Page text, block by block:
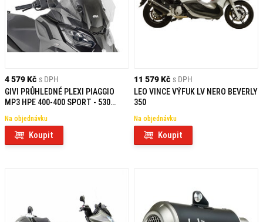
4 579 Kč s DPH
GIVI PRŮHLEDNÉ PLEXI PIAGGIO
MP3 HPE 400-400 SPORT - 530
Na objednávku
Koupit
11 579 Kč s DPH
LEO VINCE VÝFUK LV NERO BEVERLY
350
Na objednávku
Koupit